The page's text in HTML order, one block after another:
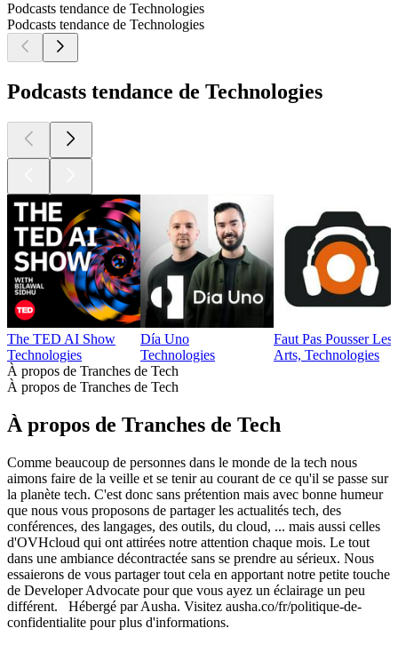
Podcasts tendance de Technologies
Podcasts tendance de Technologies
Podcasts tendance de Technologies
The TED AI Show
Technologies
Día Uno
Technologies
Faut Pas Pousser Les
Arts, Technologies
À propos de Tranches de Tech
À propos de Tranches de Tech
À propos de Tranches de Tech
Comme beaucoup de personnes dans le monde de la tech nous
aimons faire de la veille et se tenir au courant de ce qu'il se passe sur
la planète tech. C'est donc sans prétention mais avec bonne humeur
que nous vous proposons de partager les actualités tech, des
conférences, des langages, des outils, du cloud, ... mais aussi celles
d'OVHcloud qui ont attirées notre attention chaque mois. Le tout
dans une ambiance décontractée sans se prendre au sérieux. Nous
essaierons de vous partager tout cela en apportant notre petite touche
de Developer Advocate pour que vous ayez un éclairage un peu
différent. Hébergé par Ausha. Visitez ausha.co/fr/politique-de-
confidentialite pour plus d'informations.